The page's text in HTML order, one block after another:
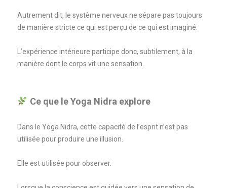
Autrement dit, le système nerveux ne sépare pas toujours
de manière stricte ce qui est perçu de ce qui est imaginé.
L’expérience intérieure participe donc, subtilement, à la
manière dont le corps vit une sensation.
Ce que le Yoga Nidra explore
Dans le Yoga Nidra, cette capacité de l’esprit n’est pas
utilisée pour produire une illusion.
Elle est utilisée pour observer.